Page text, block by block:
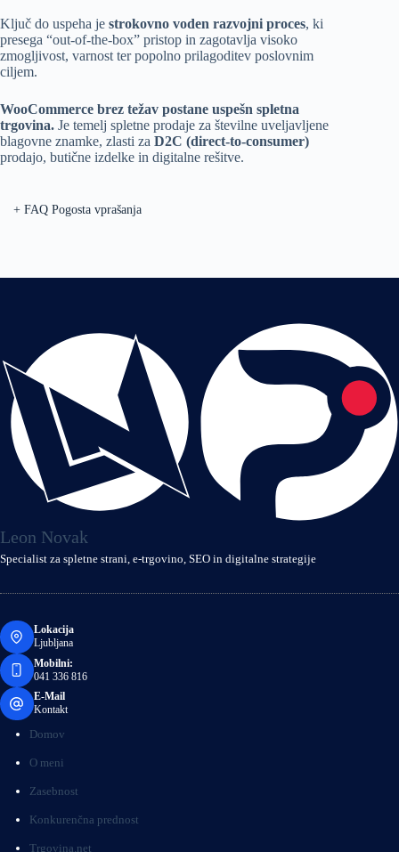
Ključ do uspeha je strokovno voden razvojni proces, ki
presega “out-of-the-box” pristop in zagotavlja visoko
zmogljivost, varnost ter popolno prilagoditev poslovnim
ciljem.
WooCommerce brez težav postane uspešn spletna
trgovina. Je temelj spletne prodaje za številne uveljavljene
blagovne znamke, zlasti za D2C (direct-to-consumer)
prodajo, butične izdelke in digitalne rešitve.
+ FAQ Pogosta vprašanja
Leon Novak
Specialist za spletne strani, e‑trgovino, SEO in digitalne strategije
Lokacija
Ljubljana
Mobilni:
041 336 816
E-Mail
Kontakt
Domov
O meni
Zasebnost
Konkurenčna prednost
Trgovina.net